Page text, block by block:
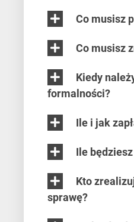
Co musisz
Co musisz
formalności?
Ile i jak
Ile
sprawę?